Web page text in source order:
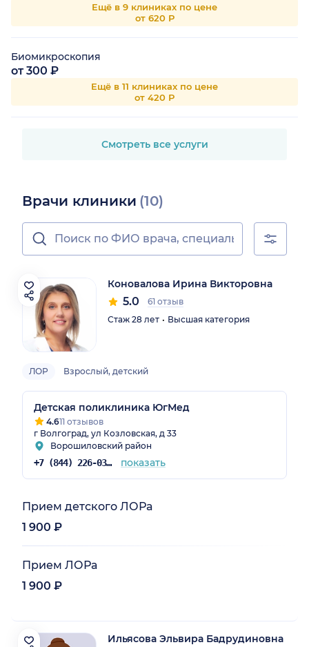
Ещё в 9 клиниках по цене
от 620 Р
Биомикроскопия
от 300 ₽
Ещё в 11 клиниках по цене
от 420 Р
Смотреть все услуги
Врачи клиники (10)
Коновалова Ирина Викторовна
5.0
61 отзыв
Стаж 28 лет
Высшая категория
ЛОР Взрослый, детский
Детская поликлиника ЮгМед
4.611 отзывов
г Волгоград, ул Козловская, д 33
Ворошиловский район
+7 (844) 226-03-60 показать
Прием детского ЛОРа
1 900 ₽
Прием ЛОРа
1 900 ₽
Ильясова Эльвира Бадрудиновна